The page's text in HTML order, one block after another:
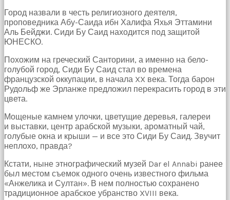
Город назвали в честь религиозного деятеля,
проповедника Абу-Саида ибн Халифа Яхья Эттамини
Аль Бейджи. Сиди Бу Саид находится под защитой
ЮНЕСКО.
Похожим на греческий Санторини, а именно на бело-
голубой город, Сиди Бу Саид стал во времена
французской оккупации, в начала XX века. Тогда барон
Рудольф же Эрланже предложил перекрасить город в эти
цвета.
Мощеные камнем улочки, цветущие деревья, галереи
и выставки, центр арабской музыки, ароматный чай,
голубые окна и крыши — и все это Сиди Бу Саид. Звучит
неплохо, правда?
Кстати, ныне этнографический музей Dar el Annabi ранее
был местом съемок одного очень известного фильма
«Анжелика и Султан». В нем полностью сохранено
традиционное арабское убранство XVIII века.